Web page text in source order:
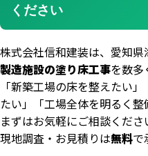
ください
株式会社信和建装は、愛知県
製造施設の塗り床工事を数多
「新築工場の床を整えたい
たい」「工場全体を明るく
まずはお気軽にご相談くださ
現地調査・お見積りは無料で